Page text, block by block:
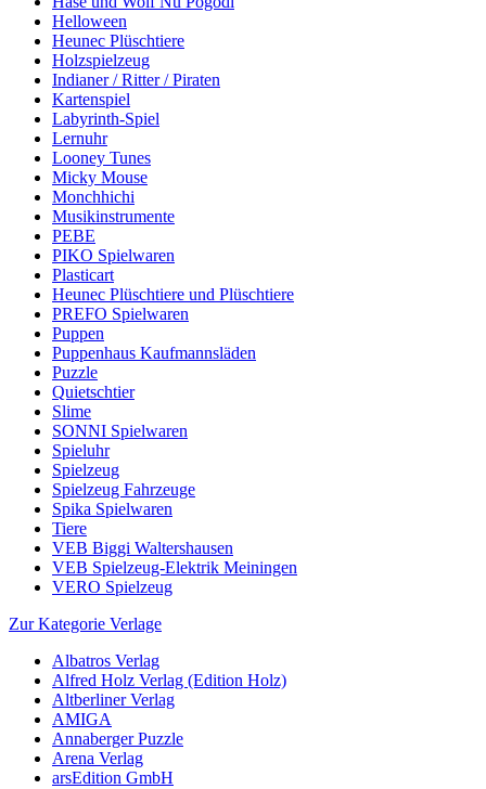
Helloween
Heunec Plüschtiere
Holzspielzeug
Indianer / Ritter / Piraten
Kartenspiel
Labyrinth-Spiel
Lernuhr
Looney Tunes
Micky Mouse
Monchhichi
Musikinstrumente
PEBE
PIKO Spielwaren
Plasticart
Heunec Plüschtiere und Plüschtiere
PREFO Spielwaren
Puppen
Puppenhaus Kaufmannsläden
Puzzle
Quietschtier
Slime
SONNI Spielwaren
Spieluhr
Spielzeug
Spielzeug Fahrzeuge
Spika Spielwaren
Tiere
VEB Biggi Waltershausen
VEB Spielzeug-Elektrik Meiningen
VERO Spielzeug
Zur Kategorie Verlage
Albatros Verlag
Alfred Holz Verlag (Edition Holz)
Altberliner Verlag
AMIGA
Annaberger Puzzle
Arena Verlag
arsEdition GmbH